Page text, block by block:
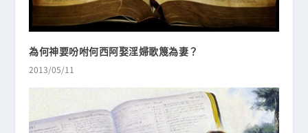
為何神要吩咐何西阿娶淫婦歌篾為妻？
2013/05/11